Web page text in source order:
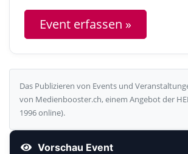
Das Publizieren von Events und
von Medienbooster.ch, einem Angebot der
1996 online).
Vorschau Event